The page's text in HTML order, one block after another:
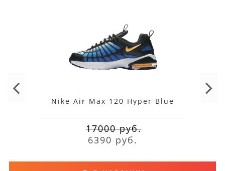
Nike Air Max 120 Hyper Blue
17000 руб.
6390 руб.